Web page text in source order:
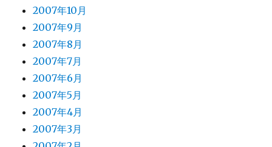
2007年10月
2007年9月
2007年8月
2007年7月
2007年6月
2007年5月
2007年4月
2007年3月